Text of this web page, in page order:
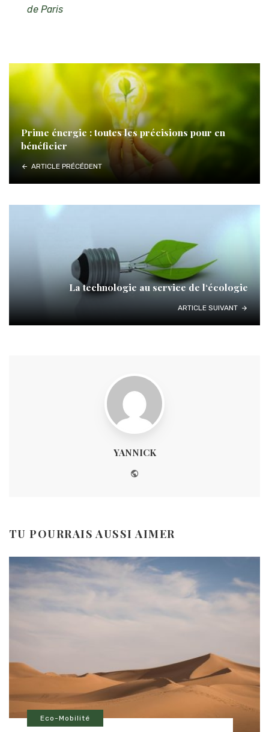
de Paris
Prime énergie : toutes les précisions pour en
bénéficier
ARTICLE PRÉCÉDENT
La technologie au service de l‘écologie
ARTICLE SUIVANT
YANNICK
TU POURRAIS AUSSI AIMER
Eco-Mobilité